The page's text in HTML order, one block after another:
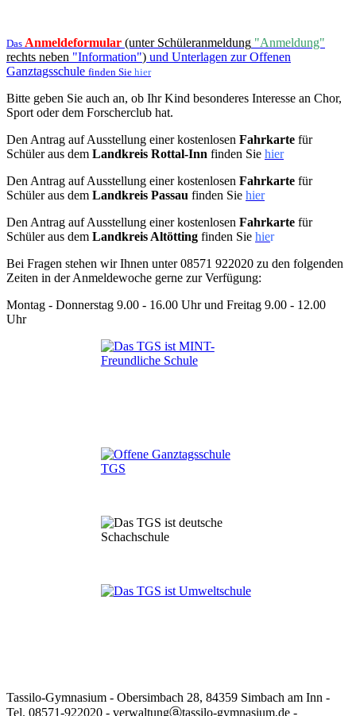
Das Anmeldeformular (unter Schüleranmeldung "Anmeldung"
rechts neben "Information") und Unterlagen zur Offenen
Ganztagsschule finden Sie hier
Bitte geben Sie auch an, ob Ihr Kind besonderes Interesse an Chor,
Sport oder dem Forscherclub hat.
Den Antrag auf Ausstellung einer kostenlosen Fahrkarte für
Schüler aus dem Landkreis Rottal-Inn finden Sie hier
Den Antrag auf Ausstellung einer kostenlosen Fahrkarte für
Schüler aus dem Landkreis Passau finden Sie hier
Den Antrag auf Ausstellung einer kostenlosen Fahrkarte für
Schüler aus dem Landkreis Altötting finden Sie hier
Bei Fragen stehen wir Ihnen unter 08571 922020 zu den folgenden
Zeiten in der Anmeldewoche gerne zur Verfügung:
Montag - Donnerstag 9.00 - 16.00 Uhr und Freitag 9.00 - 12.00
Uhr
Tassilo-Gymnasium - Obersimbach 28, 84359 Simbach am Inn -
Tel. 08571-922020 - verwaltungⓐtassilo-gymnasium.de -